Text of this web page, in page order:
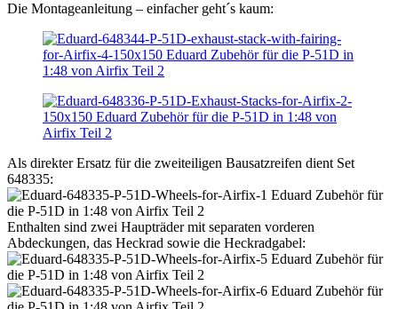
Die Montageanleitung – einfacher geht´s kaum:
Als direkter Ersatz für die zweiteiligen Bausatzreifen dient Set
648335:
Enthalten sind zwei Haupträder mit separaten vorderen
Abdeckungen, das Heckrad sowie die Heckradgabel: